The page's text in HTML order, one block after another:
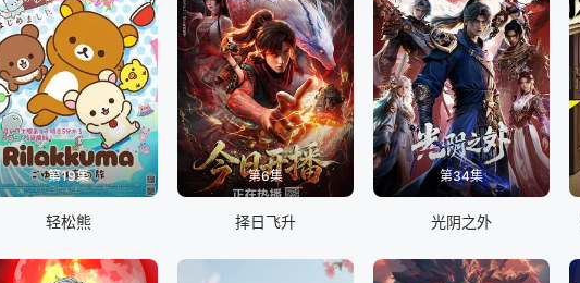
第19集
轻松熊
第6集
择日飞升
第34集
光阴之外